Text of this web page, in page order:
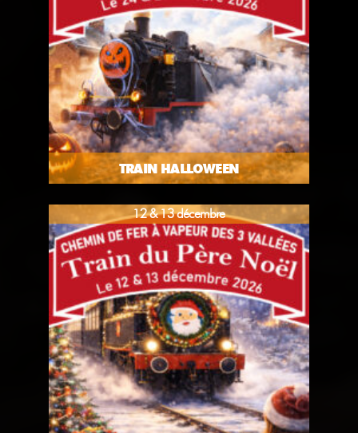
TRAIN HALLOWEEN
12 & 13 décembre